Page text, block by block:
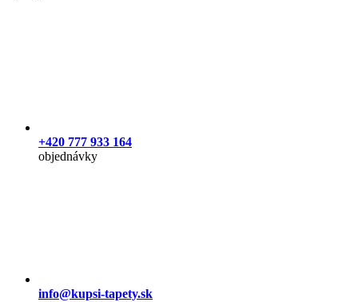
+420 777 933 164
objednávky
info@kupsi-tapety.sk